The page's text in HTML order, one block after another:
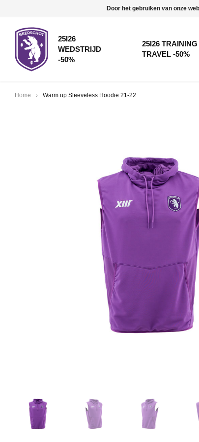
25I26
WEDSTRIJD
-50%
25I26 TRAINING I
TRAVEL -50%
Home Warm up Sleeveless Hoodie 21-22
Door het gebruiken van onze